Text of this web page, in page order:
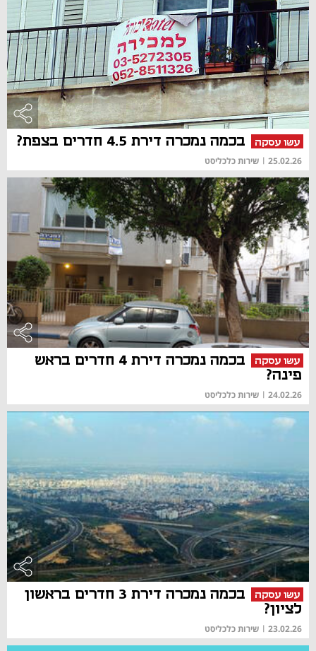
עשו עסקה בכמה נמכרה דירת 4.5 חדרים בצפת?
25.02.26
| שירות כלכליסט
עשו עסקה
בכמה נמכרה דירת 4 חדרים בראש
פינה?
24.02.26
| שירות כלכליסט
עשו עסקה
בכמה נמכרה דירת 3 חדרים בראשון
לציון?
23.02.26
| שירות כלכליסט